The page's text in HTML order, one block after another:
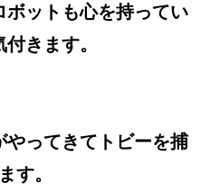
ットも心を持ってい
きます。
やってきてトビーを捕
す。